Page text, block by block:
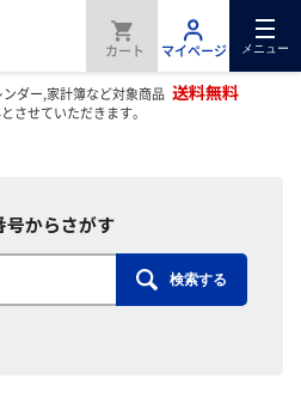
メニュー
ダー,家計簿など対象商品 送料無料
させていただきます。
号からさがす
検索する